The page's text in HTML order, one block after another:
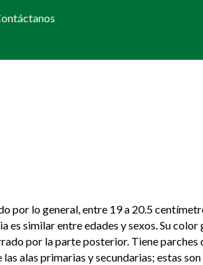
por lo general, entre 19 a 20.5
es similar entre edades y sexos. Su
por la parte posterior. Tiene
alas primarias y secundarias; estas